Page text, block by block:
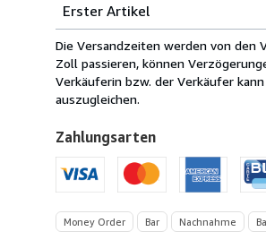
von
Italien
nach
USA
Erster Artikel
Die Versandzeiten werden von den
Zoll passieren, können
Verkäuferin bzw. der Verkäufer
auszugleichen.
Zahlungsarten
Money Order Bar Nachnahme